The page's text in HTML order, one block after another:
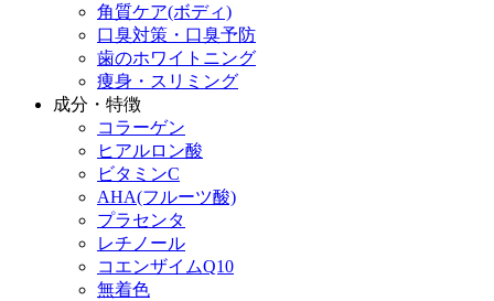
角質ケア(ボディ)
口臭対策・口臭予防
歯のホワイトニング
痩身・スリミング
成分・特徴
コラーゲン
ヒアルロン酸
ビタミンC
AHA(フルーツ酸)
プラセンタ
レチノール
コエンザイムQ10
無着色